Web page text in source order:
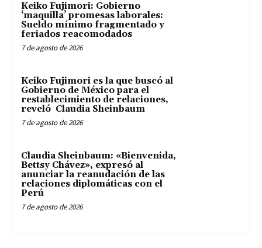
Keiko Fujimori: Gobierno
‘maquilla’ promesas laborales:
Sueldo mínimo fragmentado y
feriados reacomodados
7 de agosto de 2026
Keiko Fujimori es la que buscó al
Gobierno de México para el
restablecimiento de relaciones,
reveló Claudia Sheinbaum
7 de agosto de 2026
Claudia Sheinbaum: «Bienvenida,
Bettsy Chávez», expresó al
anunciar la reanudación de las
relaciones diplomáticas con el
Perú
7 de agosto de 2026